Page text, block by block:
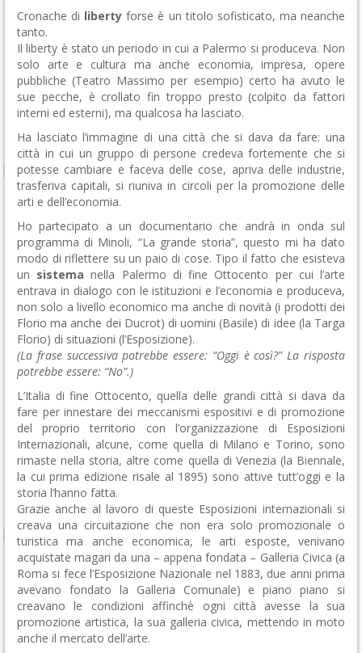
Cronache di liberty forse è un titolo sofisticato, ma neanche
tanto.
Il liberty è stato un periodo in cui a Palermo si produceva. Non
solo arte e cultura ma anche economia, impresa, opere
pubbliche (Teatro Massimo per esempio) certo ha avuto le
sue pecche, è crollato fin troppo presto (colpito da fattori
interni ed esterni), ma qualcosa ha lasciato.
Ha lasciato l’immagine di una città che si dava da fare: una
città in cui un gruppo di persone credeva fortemente che si
potesse cambiare e faceva delle cose, apriva delle industrie,
trasferiva capitali, si riuniva in circoli per la promozione delle
arti e dell’economia.
Ho partecipato a un documentario che andrà in onda sul
programma di Minoli, “La grande storia”, questo mi ha dato
modo di riflettere su un paio di cose. Tipo il fatto che esisteva
un sistema nella Palermo di fine Ottocento per cui l’arte
entrava in dialogo con le istituzioni e l’economia e produceva,
non solo a livello economico ma anche di novità (i prodotti dei
Florio ma anche dei Ducrot) di uomini (Basile) di idee (la Targa
Florio) di situazioni (l’Esposizione).
(La frase successiva potrebbe essere: “Oggi è così?” La risposta
potrebbe essere: “No”.)
L’Italia di fine Ottocento, quella delle grandi città si dava da
fare per innestare dei meccanismi espositivi e di promozione
del proprio territorio con l’organizzazione di Esposizioni
Internazionali, alcune, come quella di Milano e Torino, sono
rimaste nella storia, altre come quella di Venezia (la Biennale,
la cui prima edizione risale al 1895) sono attive tutt’oggi e la
storia l’hanno fatta.
Grazie anche al lavoro di queste Esposizioni internazionali si
creava una circuitazione che non era solo promozionale o
turistica ma anche economica, le arti esposte, venivano
acquistate magari da una – appena fondata – Galleria Civica (a
Roma si fece l’Esposizione Nazionale nel 1883, due anni prima
avevano fondato la Galleria Comunale) e piano piano si
creavano le condizioni affinchè ogni città avesse la sua
promozione artistica, la sua galleria civica, mettendo in moto
anche il mercato dell’arte.